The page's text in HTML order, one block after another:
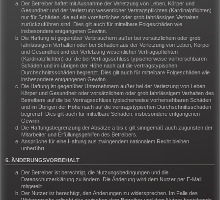
Der Betreiber haftet mit Ausnahme der Verletzung von Leben, Körper und
Gesundheit und der Verletzung wesentlicher Vertragspflichten (Kardinalpflichten)
nur für Schäden, die auf ein vorsätzliches oder grob fahrlässiges Verhalten
zurückzuführen sind. Dies gilt auch für mittelbare Folgeschäden wie
insbesondere entgangenen Gewinn.
Die Haftung ist gegenüber Verbrauchern außer bei vorsätzlichem oder grob
fahrlässigem Verhalten oder bei Schäden aus der Verletzung von Leben, Körper
und Gesundheit und der Verletzung wesentlicher Vertragspflichten
(Kardinalpflichten) auf die bei Vertragsschluss typischerweise vorhersehbaren
Schäden und im übrigen der Höhe nach auf die vertragstypischen
Durchschnittsschäden begrenzt. Dies gilt auch für mittelbare Folgeschäden wie
insbesondere entgangenen Gewinn.
Die Haftung ist gegenüber Unternehmern außer bei der Verletzung von Leben,
Körper und Gesundheit oder vorsätzlichem oder grob fahrlässigem Verhalten des
Betreibers auf die bei Vertragsschluss typischerweise vorhersehbaren Schäden
und im Übrigen der Höhe nach auf die vertragstypischen Durchschnittsschäden
begrenzt. Dies gilt auch für mittelbare Schäden, insbesondere entgangenen
Gewinn.
Die Haftungsbegrenzung der Absätze a bis c gilt sinngemäß auch zugunsten der
Mitarbeiter und Erfüllungsgehilfen des Betreibers.
Ansprüche für eine Haftung aus zwingendem nationalem Recht bleiben
unberührt.
6. ÄNDERUNGSVORBEHALT
Der Betreiber ist berechtigt, die Nutzungsbedingungen und die
Datenschutzerklärung zu ändern. Die Änderung wird dem Nutzer per E-Mail
mitgeteilt.
Der Nutzer ist berechtigt, den Änderungen zu widersprechen. Im Falle des